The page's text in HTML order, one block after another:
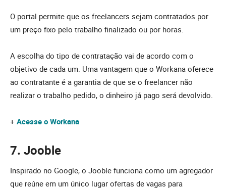
O portal permite que os freelancers sejam contratados por
um preço fixo pelo trabalho finalizado ou por horas.
A escolha do tipo de contratação vai de acordo com o
objetivo de cada um. Uma vantagem que o Workana oferece
ao contratante é a garantia de que se o freelancer não
realizar o trabalho pedido, o dinheiro já pago será devolvido.
+ Acesse o Workana
7. Jooble
Inspirado no Google, o Jooble funciona como um agregador
que reúne em um único lugar ofertas de vagas para